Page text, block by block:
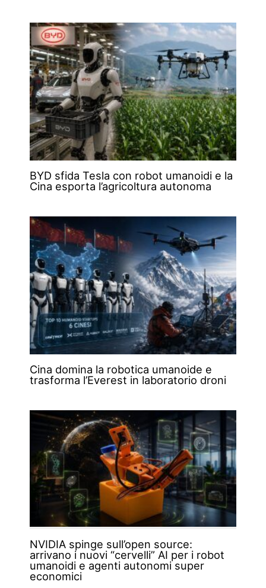
BYD sfida Tesla con robot umanoidi e la
Cina esporta l’agricoltura autonoma
Cina domina la robotica umanoide e
trasforma l’Everest in laboratorio droni
NVIDIA spinge sull’open source:
arrivano i nuovi “cervelli” AI per i robot
umanoidi e agenti autonomi super
economici